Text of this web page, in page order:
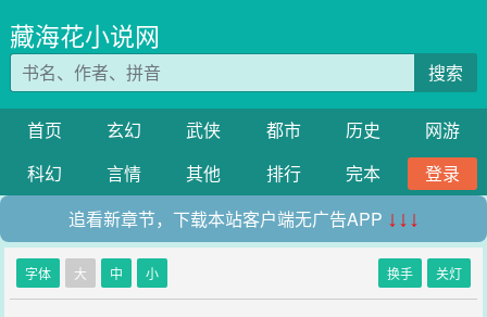
藏海花小说网
搜索
首页 玄幻 武侠 都市 历史
网游
科幻
言情 其他 排行 完本
登录
追看新章节，下载本站客户端无广告APP ↓↓↓
字体 大 中 小 换手 关灯